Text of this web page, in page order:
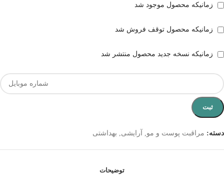
زمانیکه محصول موجود شد
زمانیکه محصول توقف فروش شد
زمانیکه نسخه جدید محصول منتشر شد
ثبت
دسته: مراقبت پوست و مو, آرایشی, بهداشتی
توضیحات